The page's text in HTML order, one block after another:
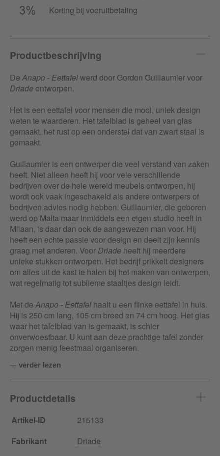
Korting bij vooruitbetaling
Productbeschrijving
De Anapo - Eettafelwerd door Gordon Guillaumier voor
Driade ontworpen.
Het is een eettafel voor mensen die mooi, uniek design
weten te waarderen. Het tafelblad is geheel van glas
gemaakt, het rust op een onderstel dat van zwart staal is
gemaakt.
Guillaumier is een ontwerper die veel verstand van zaken
heeft. Niet alleen heeft hij voor vele verschillende
bedrijven over de hele wereld meubels ontworpen, hij
wordt ook vaak ingeschakeld als andere ontwerpers of
bedrijven advies nodig hebben. Guillaumier, die geboren
werd op Malta maar inmiddels een eigen studio heeft in
Milaan, is daar dan ook de aangewezen man voor. Hij
heeft een echte passie voor design en deelt zijn kennis
graag met anderen. Voor Driade heeft hij meerdere
unieke stukken ontworpen. Het bedrijf prikkelt designers
om alles uit de kast te halen bij het maken van ontwerpen,
wat regelmatig tot sublieme staaltjes design leidt.
Met de Anapo - Eettafel haalt u een flinke eettafel in huis.
Hij is 250 cm lang, 105 cm breed en 74 cm hoog. Het glas
waar het tafelblad van is gemaakt, is schier
onverwoestbaar. U kunt aan deze prachtige tafel zonder
zorgen menig feestmaal organiseren.
verder lezen
Productdetails
Artikel-ID
215133
Fabrikant
Driade